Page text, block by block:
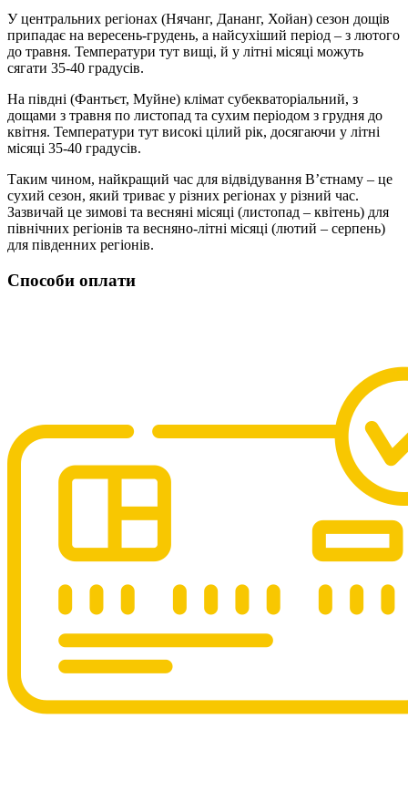
У центральних регіонах (Нячанг, Дананг, Хойан) сезон дощів
припадає на вересень-грудень, а найсухіший період – з лютого
до травня. Температури тут вищі, й у літні місяці можуть
сягати 35-40 градусів.
На півдні (Фантьєт, Муйне) клімат субекваторіальний, з
дощами з травня по листопад та сухим періодом з грудня до
квітня. Температури тут високі цілий рік, досягаючи у літні
місяці 35-40 градусів.
Таким чином, найкращий час для відвідування В’єтнаму – це
сухий сезон, який триває у різних регіонах у різний час.
Зазвичай це зимові та весняні місяці (листопад – квітень) для
північних регіонів та весняно-літні місяці (лютий – серпень)
для південних регіонів.
Способи оплати